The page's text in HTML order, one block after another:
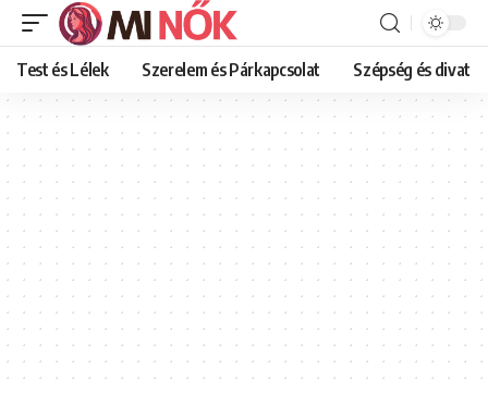
Test és Lélek Szerelem és Párkapcsolat Szépség és divat